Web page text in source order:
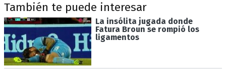
También te puede interesar
La insólita jugada donde
Fatura Broun se rompió los
ligamentos